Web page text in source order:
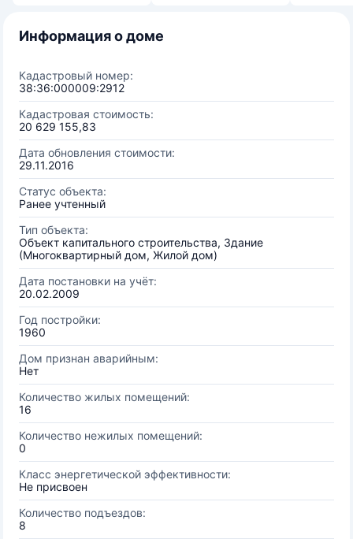
Информация о доме
Кадастровый номер:
38:36:000009:2912
Кадастровая стоимость:
20 629 155,83
Дата обновления стоимости:
29.11.2016
Статус объекта:
Ранее учтенный
Тип объекта:
Объект капитального строительства, Здание
(Многоквартирный дом, Жилой дом)
Дата постановки на учёт:
20.02.2009
Год постройки:
1960
Дом признан аварийным:
Нет
Количество жилых помещений:
16
Количество нежилых помещений:
0
Класс энергетической эффективности:
Не присвоен
Количество подъездов:
8